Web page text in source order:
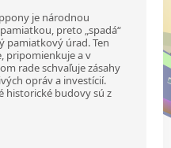
je národnou
preto „spadá“
pamiatkový úrad. Ten
pripomienkuje a v
rade schvaľuje zásahy
opráv a investícií.
historické budovy sú z